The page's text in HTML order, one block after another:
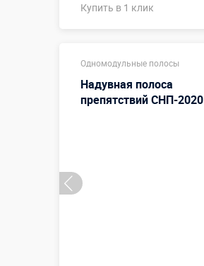
Купить в 1 клик
Больше деталей →
Смотреть видео
Одномодульные полосы
Надувная полоса
препятствий СНП-2020